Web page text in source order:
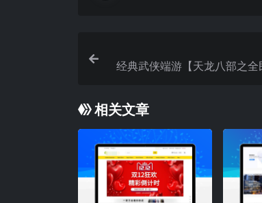
经典武侠端游【天龙八部之全
相关文章